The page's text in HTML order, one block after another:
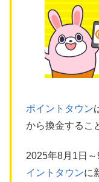
ポイントタウン
から換金するこ
2025年8月1日
イントタウンに